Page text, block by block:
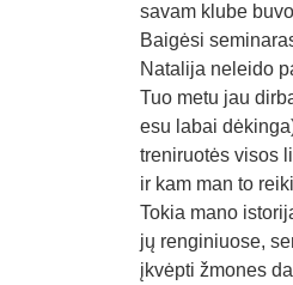
savam klube
Baigėsi
Natalija neleido
Tuo metu jau
esu labai
treniruotės visos
ir kam man to
Tokia mano
jų renginiuose,
įkvėpti žmones